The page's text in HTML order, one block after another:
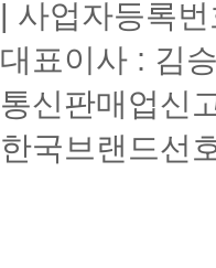
| 사업자등록
대표이사 : 김
통신판매업신
한국브랜드선